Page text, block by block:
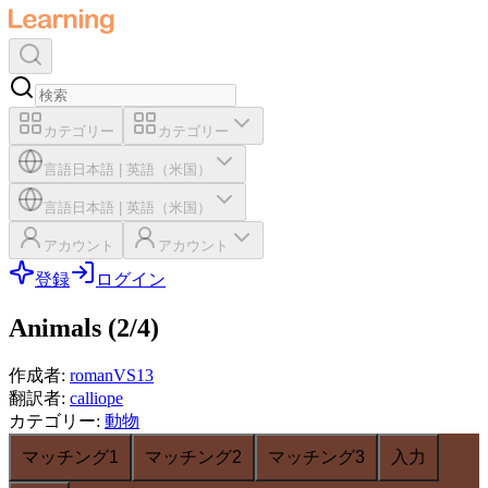
カテゴリー カテゴリー
言語 日本語 英語（米国）
言語 日本語 英語（米国）
アカウント アカウント
登録 ログイン
Animals (2/4)
作成者: romanVS13
翻訳者: calliope
カテゴリー: 動物
マッチング1
マッチング2 マッチング3 入力